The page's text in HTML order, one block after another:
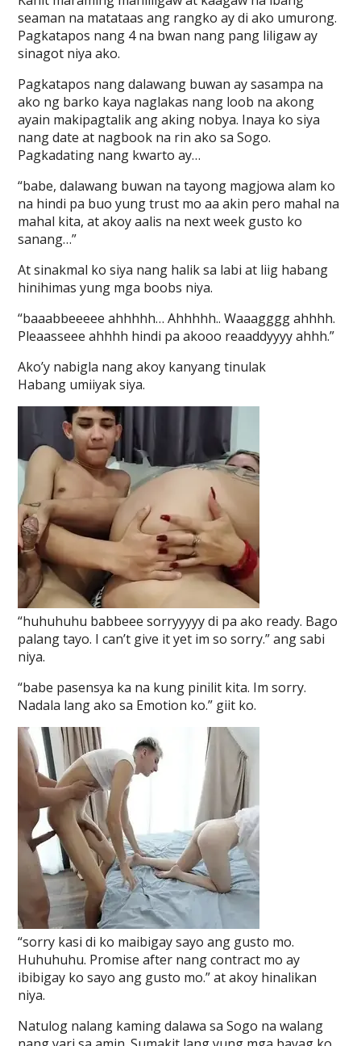
seaman na matataas ang rangko ay di ako umurong.
Pagkatapos nang 4 na bwan nang pang liligaw ay
sinagot niya ako.
Pagkatapos nang dalawang buwan ay sasampa na
ako ng barko kaya naglakas nang loob na akong
ayain makipagtalik ang aking nobya. Inaya ko siya
nang date at nagbook na rin ako sa Sogo.
Pagkadating nang kwarto ay…
“babe, dalawang buwan na tayong magjowa alam ko
na hindi pa buo yung trust mo aa akin pero mahal na
mahal kita, at akoy aalis na next week gusto ko
sanang…”
At sinakmal ko siya nang halik sa labi at liig habang
hinihimas yung mga boobs niya.
“baaabbeeeee ahhhhh… Ahhhhh.. Waaagggg ahhhh.
Pleaasseee ahhhh hindi pa akooo reaaddyyyy ahhh.”
Ako’y nabigla nang akoy kanyang tinulak
Habang umiiyak siya.
“huhuhuhu babbeee sorryyyyy di pa ako ready. Bago
palang tayo. I can’t give it yet im so sorry.” ang sabi
niya.
“babe pasensya ka na kung pinilit kita. Im sorry.
Nadala lang ako sa Emotion ko.” giit ko.
“sorry kasi di ko maibigay sayo ang gusto mo.
Huhuhuhu. Promise after nang contract mo ay
ibibigay ko sayo ang gusto mo.” at akoy hinalikan
niya.
Natulog nalang kaming dalawa sa Sogo na walang